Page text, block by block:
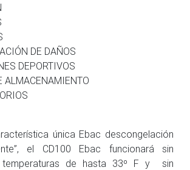
DE DAÑOS
DEPORTIVOS
ALMACENAMIENTO
única Ebac descongelación
el CD100 Ebac funcionará sin
temperaturas de hasta 33º F y sin